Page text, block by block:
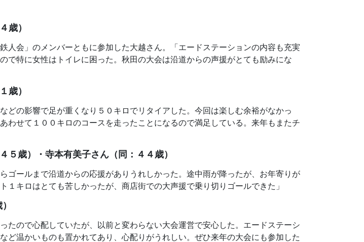
歳）
人会」のメンバーともに参加した大越さん。「エードステーションの内容も充実
で特に女性はトイレに困った。秋田の大会は沿道からの声援がとても励みにな
歳）
どの影響で足が重くなり５０キロでリタイアした。今回は楽しむ余裕がなかっ
わせて１００キロのコースを走ったことになるので満足している。来年もまたチ
５歳）・寺本有美子さん（同：４４歳）
ゴールまで沿道からの応援がありうれしかった。途中雨が降ったが、お年寄りが
１キロはとても苦しかったが、商店街での大声援で乗り切りゴールできた」
たので心配していたが、以前と変わらない大会運営で安心した。エードステーシ
ど温かいものも置かれてあり、心配りがうれしい。ぜひ来年の大会にも参加した